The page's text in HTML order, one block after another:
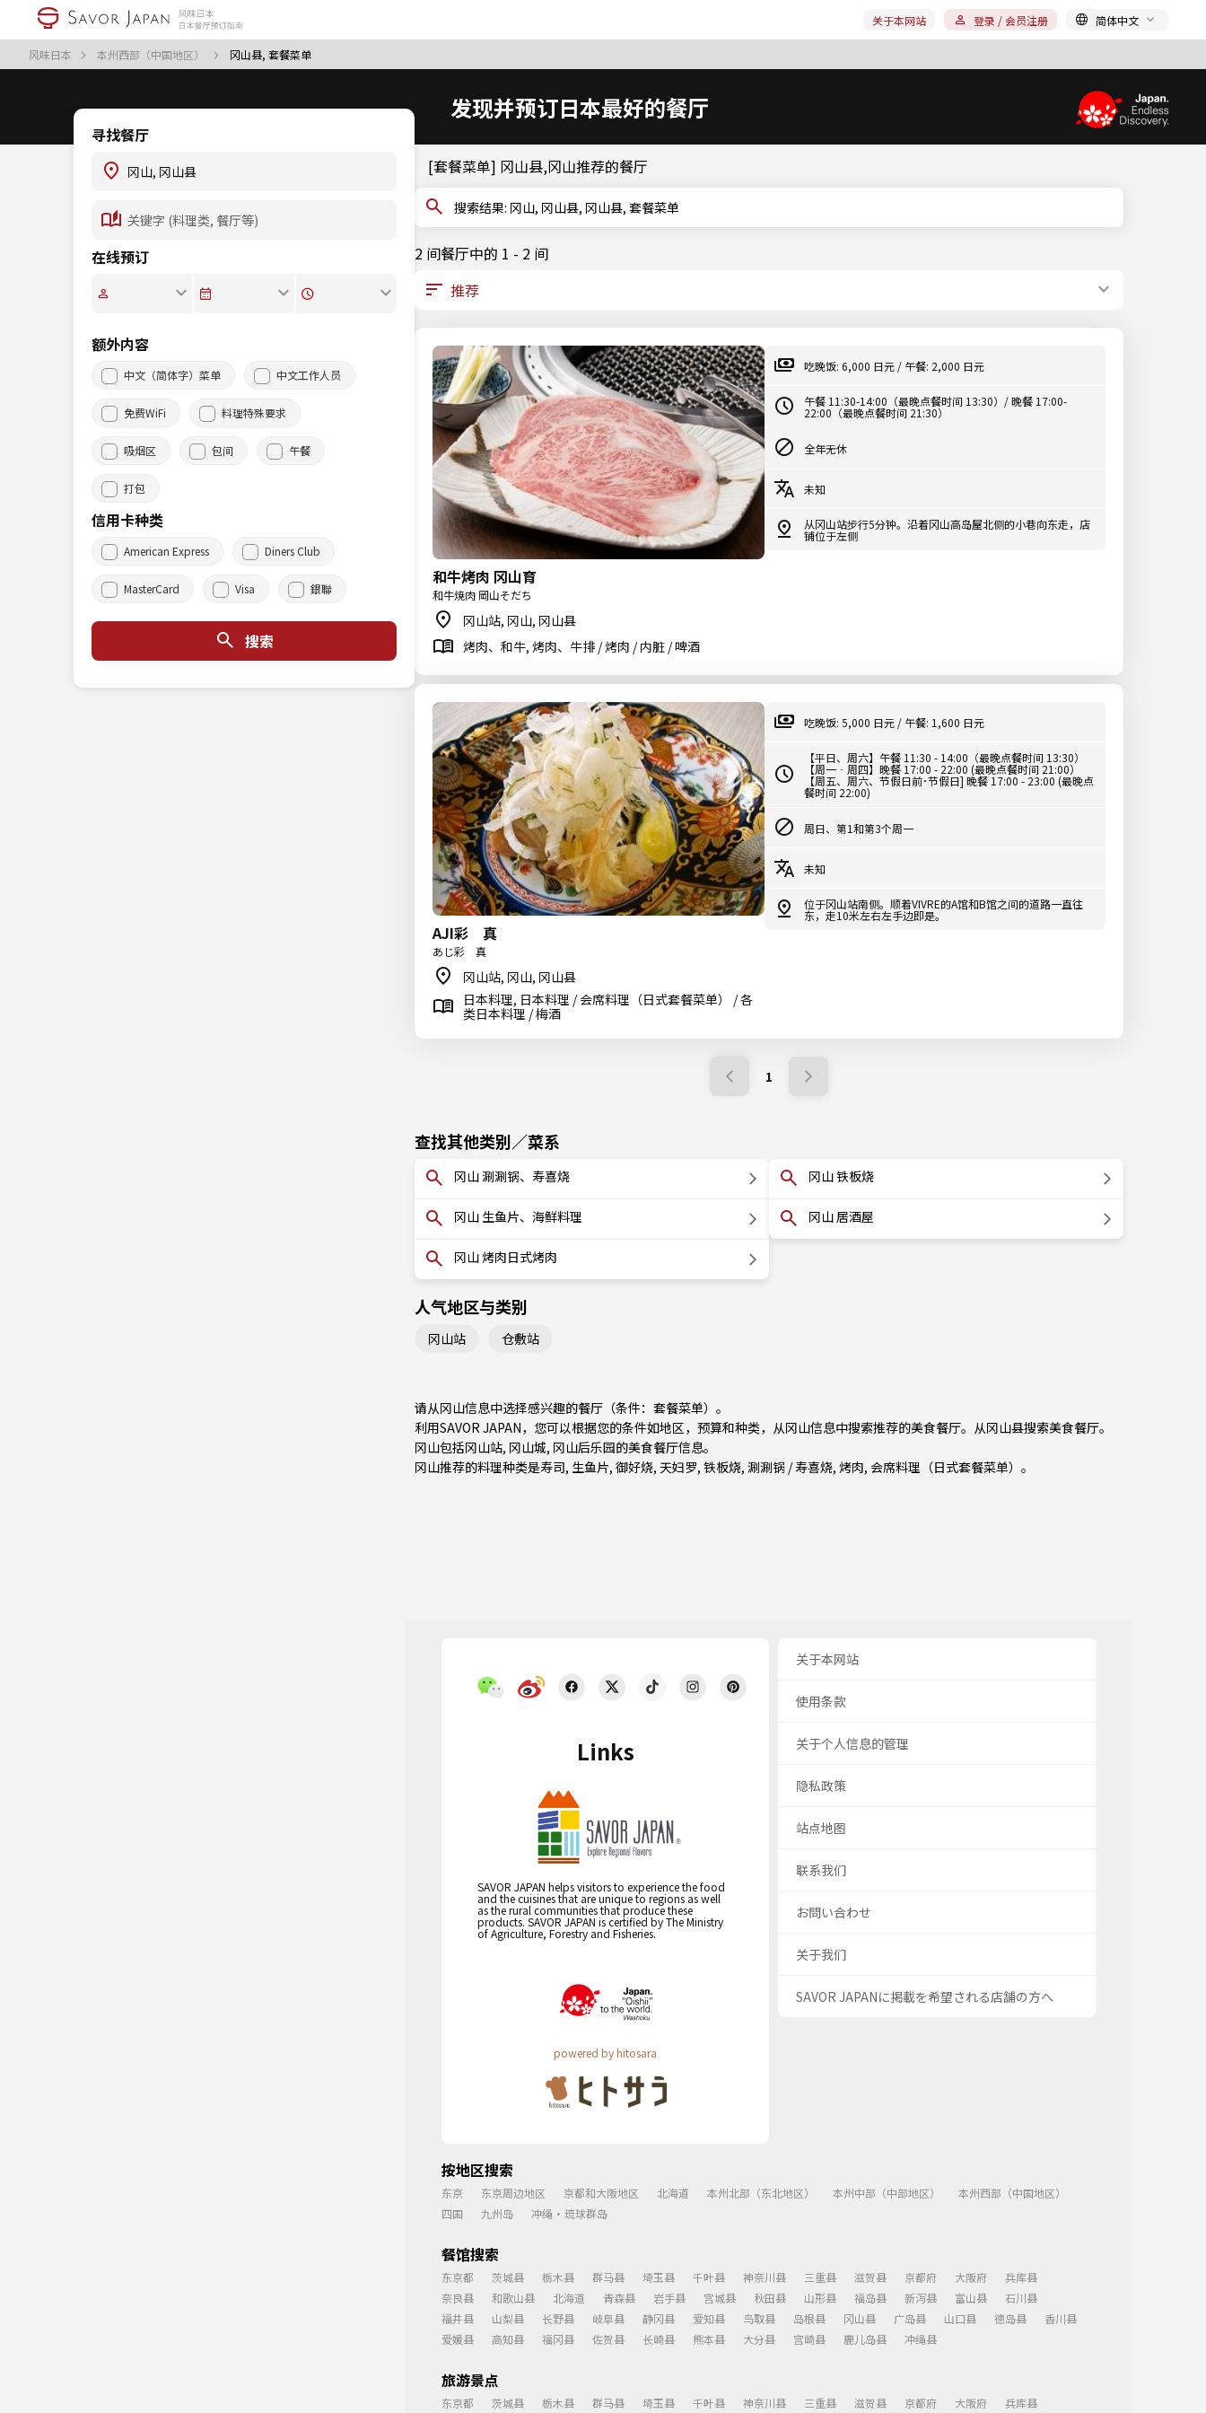
风味日本 本州西部（中国地区） 冈山县, 套餐菜单
关于本网站 登录 / 会员注册 简体中文
发现并预订日本最好的餐厅
寻找餐厅
在线预订
额外内容
中文（简体字）菜单 中文工作人员
免费WiFi 料理特殊要求
吸烟区 包间 午餐
打包
信用卡种类
American Express Diners Club
MasterCard Visa 銀聯
搜索
[套餐菜单] 冈山县,冈山推荐的餐厅
搜索结果: 冈山, 冈山县, 冈山县, 套餐菜单
2 间餐厅中的 1 - 2 间
和牛烤肉 冈山育
和牛焼肉 岡山そだち
冈山站, 冈山, 冈山县
烤肉、和牛, 烤肉、牛排 / 烤肉 / 内脏 / 啤酒
吃晚饭: 6,000 日元 / 午餐: 2,000 日元
午餐 11:30-14:00（最晚点餐时间 13:30）/ 晚餐 17:00-
22:00（最晚点餐时间 21:30）
全年无休
未知
从冈山站步行5分钟。沿着冈山高岛屋北侧的小巷向东走，店
铺位于左侧
AJI彩 真
あじ彩 真
冈山站, 冈山, 冈山县
日本料理, 日本料理 / 会席料理（日式套餐菜单） / 各
类日本料理 / 梅酒
吃晚饭: 5,000 日元 / 午餐: 1,600 日元
【平日、周六】午餐 11:30 - 14:00（最晚点餐时间 13:30）
【周一‐周四】晚餐 17:00 - 22:00 (最晚点餐时间 21:00）
【周五、周六、节假日前･节假日] 晚餐 17:00 - 23:00 (最晚点
餐时间 22:00)
周日、第1和第3个周一
未知
位于冈山站南侧。顺着VIVRE的A馆和B馆之间的道路一直往
东，走10米左右左手边即是。
1
查找其他类别／菜系
冈山 涮涮锅、寿喜烧
冈山 生鱼片、海鲜料理
冈山 烤肉日式烤肉
冈山 铁板烧
冈山 居酒屋
人气地区与类别
冈山站 仓敷站
请从冈山信息中选择感兴趣的餐厅（条件：套餐菜单）。
利用SAVOR JAPAN，您可以根据您的条件如地区，预算和种类，从冈山信息中搜索推荐的美食餐厅。从冈山县搜索美食餐厅。
冈山包括冈山站, 冈山城, 冈山后乐园的美食餐厅信息。
冈山推荐的料理种类是寿司, 生鱼片, 御好烧, 天妇罗, 铁板烧, 涮涮锅 / 寿喜烧, 烤肉, 会席料理（日式套餐菜单） 。
Links
SAVOR JAPAN helps visitors to experience the food
and the cuisines that are unique to regions as well
as the rural communities that produce these
products. SAVOR JAPAN is certified by The Ministry
of Agriculture, Forestry and Fisheries.
powered by hitosara
关于本网站
使用条款
关于个人信息的管理
隐私政策
站点地图
联系我们
お問い合わせ
关于我们
SAVOR JAPANに掲載を希望される店舗の方へ
按地区搜索
东京 东京周边地区 京都和大阪地区 北海道 本州北部（东北地区） 本州中部（中部地区）
本州西部（中国地区）
四国
九州岛 冲绳・琉球群岛
餐馆搜索
东京都 茨城县 栃木县 群马县 埼玉县 千叶县 神奈川县 三重县 滋贺县 京都府 大阪府
兵库县
奈良县
和歌山县 北海道 青森县 岩手县 宫城县 秋田县 山形县 福岛县 新泻县 富山县
石川县
福井县
山梨县 长野县 岐阜县 静冈县 爱知县 鸟取县 岛根县 冈山县 广岛县 山口县 德岛县
香川县
爱媛县
高知县 福冈县 佐贺县 长崎县 熊本县 大分县 宫崎县 鹿儿岛县 冲绳县
旅游景点
东京都 茨城县 栃木县 群马县 埼玉县 千叶县 神奈川县 三重县 滋贺县 京都府 大阪府 兵库县